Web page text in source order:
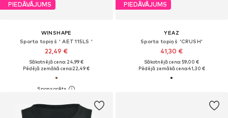
PIEDĀVĀJUMS
WINSHAPE
Sporta topiņš ' AET115LS '
22,49 €
Sākotnējā cena: 24,99 €
Pēdējā zemākā cena:22,49 €
PIEDĀVĀJUMS
YEAZ
Sporta topiņš 'CRUSH'
41,30 €
Sākotnējā cena: 59,00 €
Pēdējā zemākā cena:41,30 €